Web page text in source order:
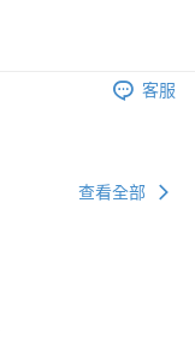
客服
查看全部